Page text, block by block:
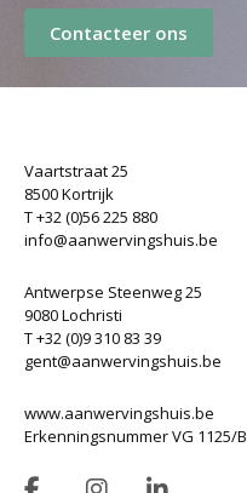
Contacteer ons
Vaartstraat 25
8500 Kortrijk
T +32 (0)56 225 880
info@aanwervingshuis.be
Antwerpse Steenweg 25
9080 Lochristi
T +32 (0)9 310 83 39
gent@aanwervingshuis.be
www.aanwervingshuis.be
Erkenningsnummer VG 1125/B